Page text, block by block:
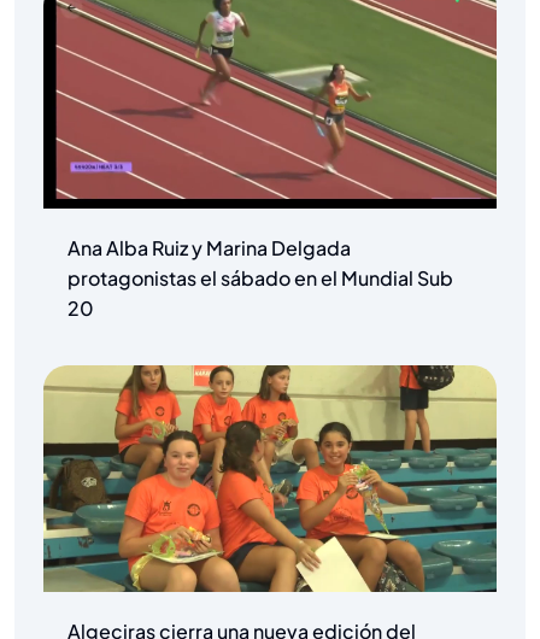
Ana Alba Ruiz y Marina Delgada
protagonistas el sábado en el Mundial Sub
20
Algeciras cierra una nueva edición del